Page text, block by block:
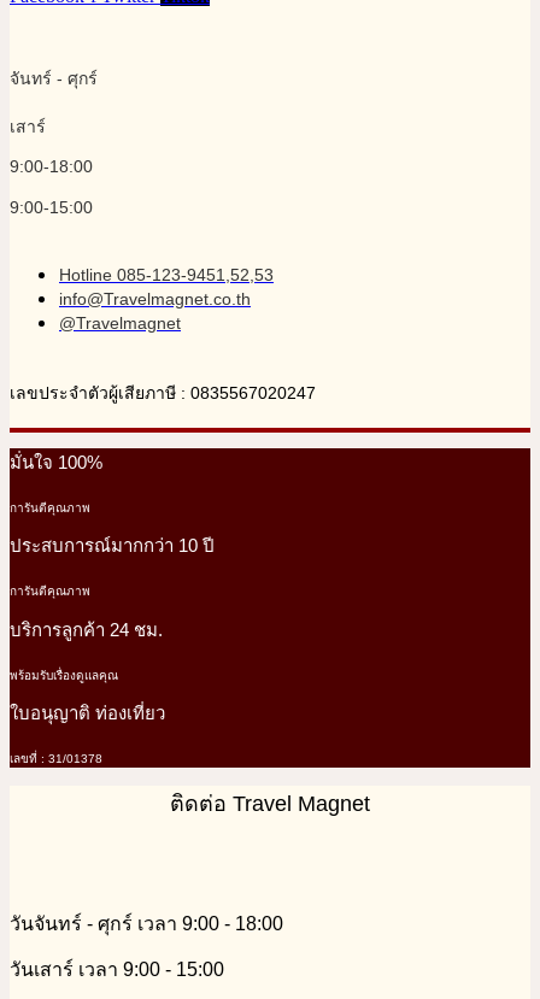
จันทร์ - ศุกร์
เสาร์
9:00-18:00
9:00-15:00
Hotline 085-123-9451,52,53
info@Travelmagnet.co.th
@Travelmagnet
เลขประจำตัวผู้เสียภาษี : 0835567020247
มั่นใจ 100%
การันตีคุณภาพ
ประสบการณ์มากกว่า 10 ปี
การันตีคุณภาพ
บริการลูกค้า 24 ชม.
พร้อมรับเรื่องดูแลคุณ
ใบอนุญาติ ท่องเที่ยว
เลขที่ : 31/01378
ติดต่อ Travel Magnet
วันจันทร์ - ศุกร์ เวลา 9:00 - 18:00
วันเสาร์ เวลา 9:00 - 15:00